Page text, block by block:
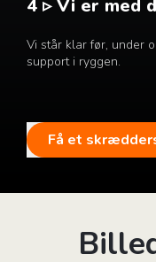
4 ▹ Vi er med
Vi står klar før, under
support i ryggen.
Få et